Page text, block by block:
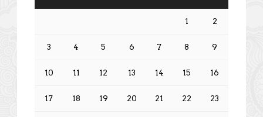
1 2
3 4 5 6 7 8 9
10 11 12 13 14 15 16
17 18 19 20 21 22 23